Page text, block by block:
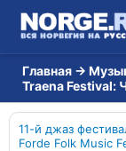
Главная →
Traena Festival:
11-й джаз
Forde Folk Music